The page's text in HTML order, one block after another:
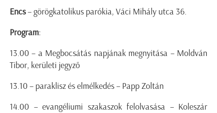
Encs– görögkatolikus parókia, Váci Mihály utca 36.
Program:
13.00 – a Megbocsátás napjának megnyitása – Moldván
Tibor, kerületi jegyző
13.10 – paraklisz és elmélkedés – Papp Zoltán
14.00 – evangéliumi szakaszok felolvasása – Koleszár